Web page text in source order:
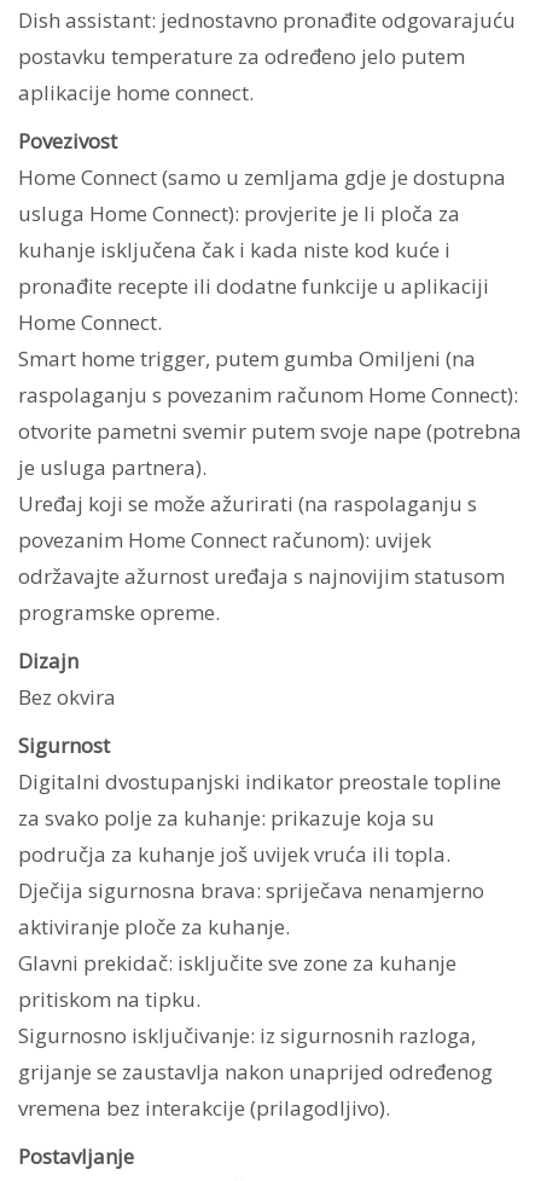
Dish assistant: jednostavno pronađite odgovarajuću
postavku temperature za određeno jelo putem
aplikacije home connect.
Povezivost
Home Connect (samo u zemljama gdje je dostupna
usluga Home Connect): provjerite je li ploča za
kuhanje isključena čak i kada niste kod kuće i
pronađite recepte ili dodatne funkcije u aplikaciji
Home Connect.
Smart home trigger, putem gumba Omiljeni (na
raspolaganju s povezanim računom Home Connect):
otvorite pametni svemir putem svoje nape (potrebna
je usluga partnera).
Uređaj koji se može ažurirati (na raspolaganju s
povezanim Home Connect računom): uvijek
održavajte ažurnost uređaja s najnovijim statusom
programske opreme.
Dizajn
Bez okvira
Sigurnost
Digitalni dvostupanjski indikator preostale topline
za svako polje za kuhanje: prikazuje koja su
područja za kuhanje još uvijek vruća ili topla.
Dječija sigurnosna brava: spriječava nenamjerno
aktiviranje ploče za kuhanje.
Glavni prekidač: isključite sve zone za kuhanje
pritiskom na tipku.
Sigurnosno isključivanje: iz sigurnosnih razloga,
grijanje se zaustavlja nakon unaprijed određenog
vremena bez interakcije (prilagodljivo).
Postavljanje